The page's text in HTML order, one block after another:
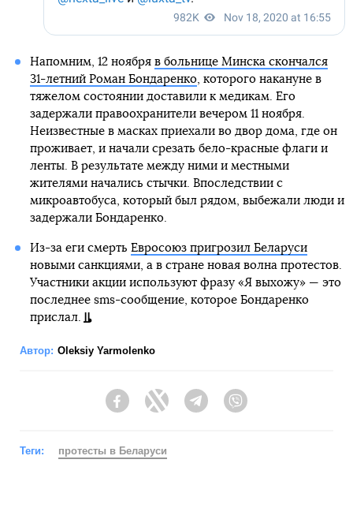
Напомним, 12 ноября в больнице Минска скончался
31-летний Роман Бондаренко, которого накануне в
тяжелом состоянии доставили к медикам. Его
задержали правоохранители вечером 11 ноября.
Неизвестные в масках приехали во двор дома, где он
проживает, и начали срезать бело-красные флаги и
ленты. В результате между ними и местными
жителями начались стычки. Впоследствии с
микроавтобуса, который был рядом, выбежали люди и
задержали Бондаренко.
Из-за еги смерть Евросоюз пригрозил Беларуси
новыми санкциями, а в стране новая волна протестов.
Участники акции используют фразу «Я выхожу» — это
последнее sms-сообщение, которое Бондаренко
прислал.
Автор: Oleksiy Yarmolenko
FacebookTwitter Telegram
Теги: протесты в Беларуси